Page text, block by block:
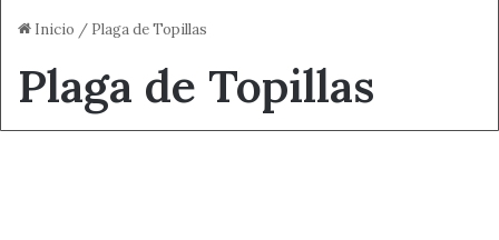
Inicio / Plaga de Topillas
Plaga de Topillas